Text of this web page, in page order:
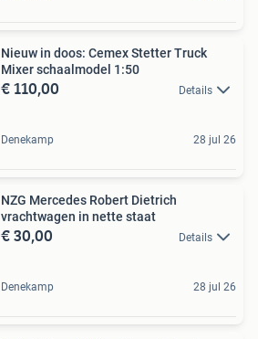
Nieuw in doos: Cemex Stetter Truck
Mixer schaalmodel 1:50
€ 110,00 Details
Denekamp 28 jul 26
NZG Mercedes Robert Dietrich
vrachtwagen in nette staat
€ 30,00 Details
Denekamp 28 jul 26